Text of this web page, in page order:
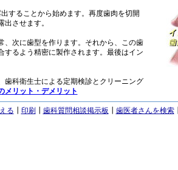
することから始めます。再度歯肉を切開
させます。
、次に歯型を作ります。それから、この歯
するよう精密に製作されます。最後はイン
歯科衛生士による定期検診とクリーニング
メリット・デメリット
る 印刷 歯科質問相談掲示板 歯医者さんを検索┃